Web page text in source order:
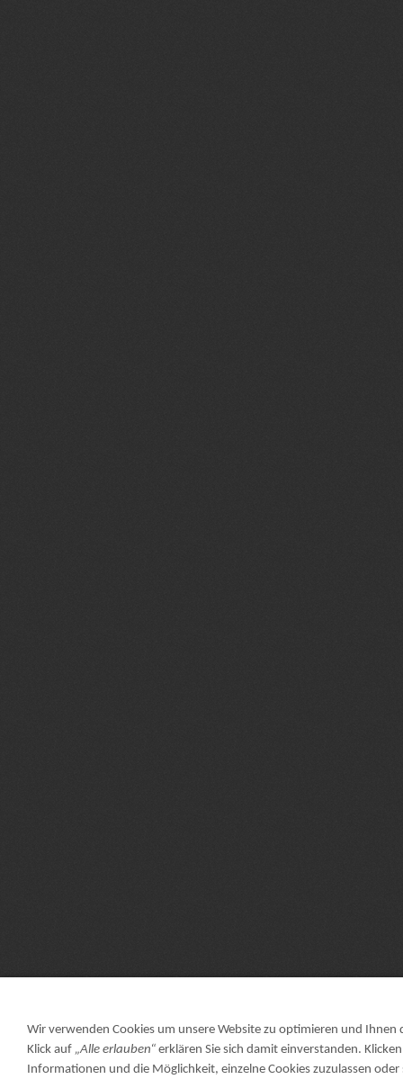
Wir verwenden Cookies um unsere Website zu optimieren und Ihnen
Klick auf „Alle erlauben“ erklären Sie sich damit einverstanden.
Informationen und die Möglichkeit, einzelne Cookies zuzulassen oder